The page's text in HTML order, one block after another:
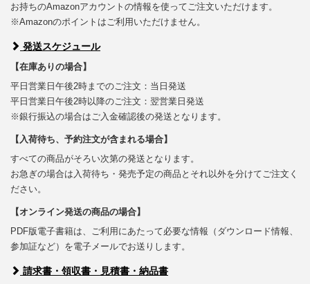
お持ちのAmazonアカウントの情報を使ってご注文いただけます。
※Amazonのポイントはご利用いただけません。
発送スケジュール
【在庫ありの場合】
平日営業日午後2時までのご注文：当日発送
平日営業日午後2時以降のご注文：翌営業日発送
※銀行振込の場合はご入金確認後の発送となります。
【入荷待ち、予約注文が含まれる場合】
すべての商品がそろい次第の発送となります。
お急ぎの場合は入荷待ち・発売予定の商品とそれ以外を分けてご注文く
ださい。
【オンライン発送の商品の場合】
PDF版電子書籍は、ご利用にあたって必要な情報（ダウンロード情報、
参加証など）を電子メールでお送りします。
請求書・領収書・見積書・納品書